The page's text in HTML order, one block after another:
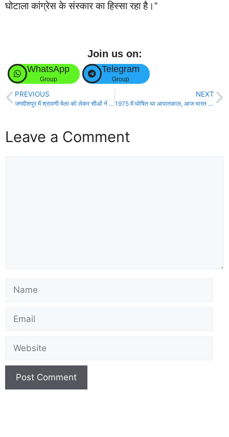
घोटाला कांग्रेस के संस्कार का हिस्सा रहा है।”
Join us on:
WhatsApp
Group
Telegram
Group
PREVIOUS
जगदीशपुर में श्रावणी मेला को लेकर सीओं ने अतिक्रमण के विरुद्ध चलाया अभियान!
NEXT
1975 में घोषित था आपातकाल, आज भारत में अघोषित आपातकाल लागू है” – राजेश राठौड़!
Leave a Comment